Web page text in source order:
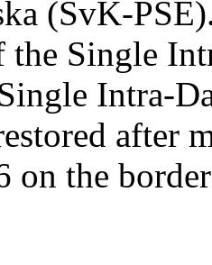
(SvK-
the Single
Intra-
after
on the